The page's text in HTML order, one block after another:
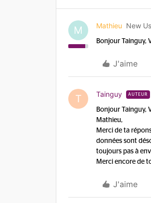
M Mathieu New
Bonjour Tainguy,
J'aime
T Tainguy AUTEUR
Bonjour Tainguy,
Mathieu,
Merci de ta
données sont
toujours pas à
Merci encore de
J'aime